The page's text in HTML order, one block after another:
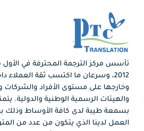
تأسس مركز الترجمة المحترفة في الأول
2012، وسرعان ما اكتسب ثقة العملاء
وخارجها على مستوى الأفراد والشركات
والهيئات الرسمية الوطنية والدولية.
بسمعة طيبة لدى كافة الأوساط وذلك
العمل لدينا الذي يتكون من عدد من